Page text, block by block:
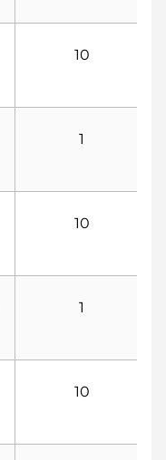
10
1
10
1
10